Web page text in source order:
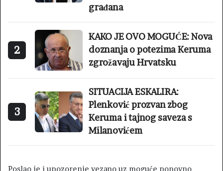
građana
2
KAKO JE OVO MOGUĆE: Nova
doznanja o potezima Keruma
zgrožavaju Hrvatsku
3
SITUACIJA ESKALIRA:
Plenković prozvan zbog
Keruma i tajnog saveza s
Milanovićem
Poslao je i upozorenje vezano uz moguće ponovno